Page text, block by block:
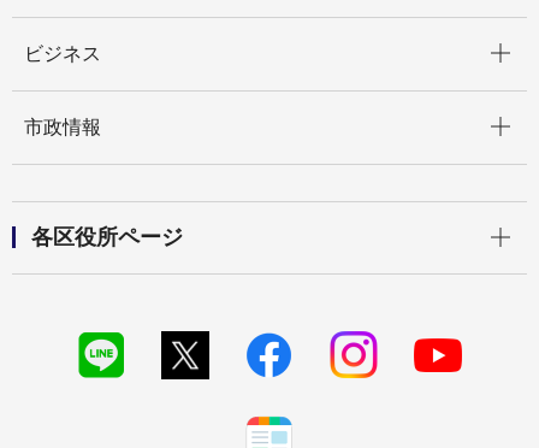
ビジネス
市政情報
各区役所ページ